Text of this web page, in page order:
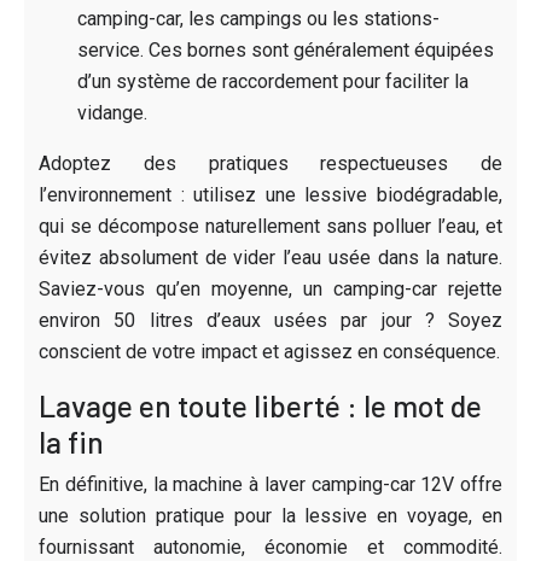
camping-car, les campings ou les stations-
service. Ces bornes sont généralement équipées
d’un système de raccordement pour faciliter la
vidange.
Adoptez des pratiques respectueuses de
l’environnement : utilisez une lessive biodégradable,
qui se décompose naturellement sans polluer l’eau, et
évitez absolument de vider l’eau usée dans la nature.
Saviez-vous qu’en moyenne, un camping-car rejette
environ 50 litres d’eaux usées par jour ? Soyez
conscient de votre impact et agissez en conséquence.
Lavage en toute liberté : le mot de
la fin
En définitive, la machine à laver camping-car 12V offre
une solution pratique pour la lessive en voyage, en
fournissant autonomie, économie et commodité.